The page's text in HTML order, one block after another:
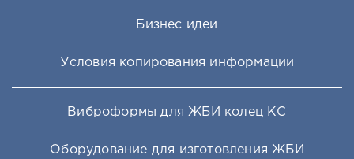
Бизнес идеи
Условия копирования информации
Виброформы для ЖБИ колец КС
Оборудование для изготовления ЖБИ